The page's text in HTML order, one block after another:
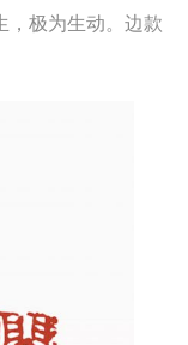
，极为生动。边款